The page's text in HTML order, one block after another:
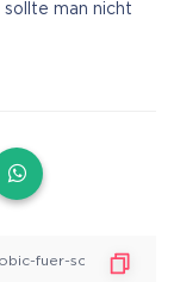
sollte man nicht